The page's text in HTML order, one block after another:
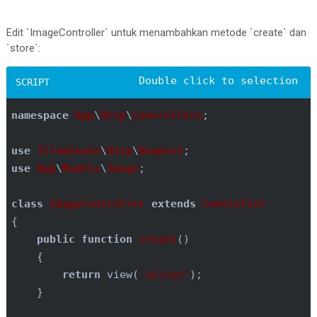
Edit `ImageController` untuk menambahkan metode `create` dan
`store`:
namespace App\ Http\Controllers ;
use Illuminate\ Http\ Request
use App\Models\Image;
class ImageController extends
Controller
{
public
function create()
{
return view( 'upload' );
    }